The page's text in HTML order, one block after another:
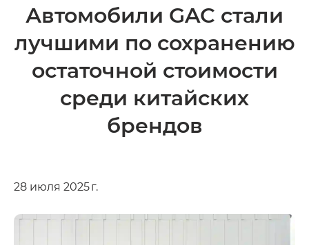
Автомобили GAC стали
лучшими по сохранению
остаточной стоимости
среди китайских
брендов
28 июля 2025 г.